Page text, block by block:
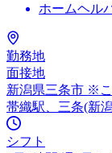
ホームヘル
勤務地
面接地
新潟県三条市 ※こ
帯織駅、三条(新
シフト